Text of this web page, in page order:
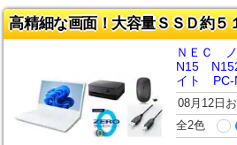
高精細な画面！大容量ＳＳＤ約５
ＮＥＣ
N15
イト PC-
08月12日
全2色